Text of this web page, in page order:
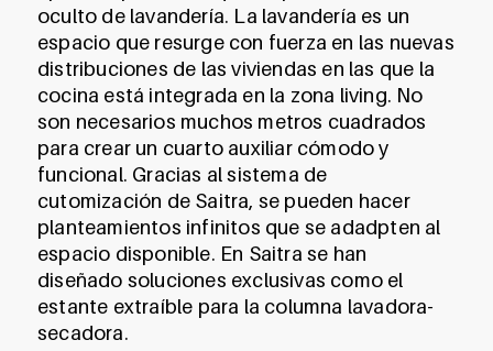
oculto de lavandería. La lavandería es un
espacio que resurge con fuerza en las nuevas
distribuciones de las viviendas en las que la
cocina está integrada en la zona living. No
son necesarios muchos metros cuadrados
para crear un cuarto auxiliar cómodo y
funcional. Gracias al sistema de
cutomización de Saitra, se pueden hacer
planteamientos infinitos que se adadpten al
espacio disponible. En Saitra se han
diseñado soluciones exclusivas como el
estante extraíble para la columna lavadora-
secadora.